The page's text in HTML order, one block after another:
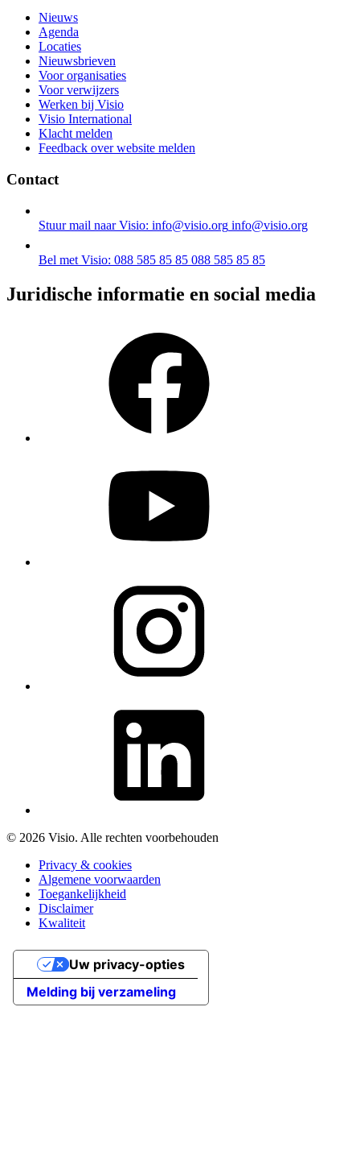
Nieuws
Agenda
Locaties
Nieuwsbrieven
Voor organisaties
Voor verwijzers
Werken bij Visio
Visio International
Klacht melden
Feedback over website melden
Contact
Stuur mail naar Visio: info@visio.org info@visio.org
Bel met Visio: 088 585 85 85 088 585 85 85
Juridische informatie en social media
© 2026 Visio. Alle rechten voorbehouden
Privacy & cookies
Algemene voorwaarden
Toegankelijkheid
Disclaimer
Kwaliteit
Melding bij verzameling
Uw privacy-opties